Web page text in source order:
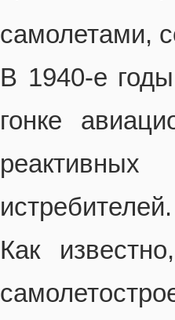
самолетами,
В 1940-е
гонке
истребителей.
Как